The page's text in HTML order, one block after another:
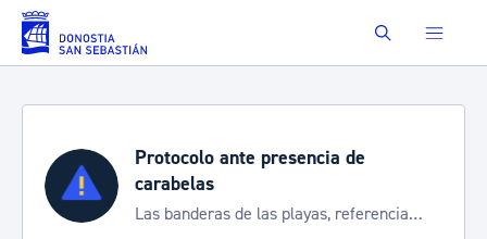
Saltar al contenido principal Buscar
Protocolo ante presencia de
carabelas
Las banderas de las playas, referencia